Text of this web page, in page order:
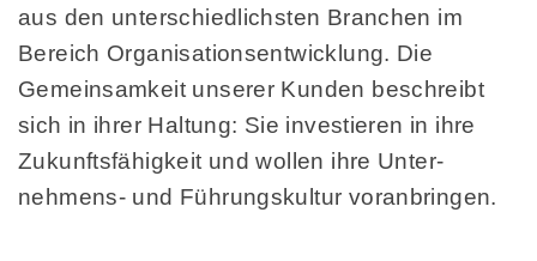
aus den unterschiedlichsten Branchen im
Bereich Orga­ni­sations­entwick­lung. Die
Gemein­sam­keit unserer Kun­den be­schreibt
sich in ihrer Hal­tung: Sie inves­tieren in ihre
Zukunfts­fähig­keit und wollen ihre Unter­
nehmens- und Führungs­kultur voran­bringen.